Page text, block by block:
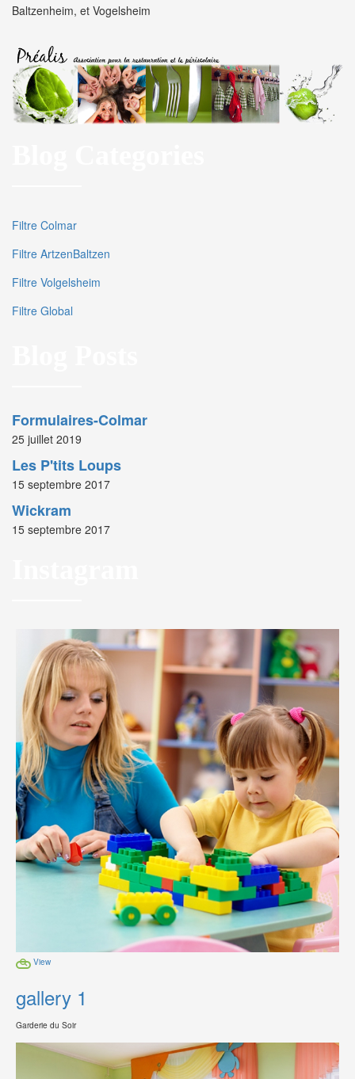
Baltzenheim, et Vogelsheim
Filtre Colmar
Filtre ArtzenBaltzen
Filtre Volgelsheim
Filtre Global
Formulaires-Colmar
25 juillet 2019
Les P'tits Loups
15 septembre 2017
Wickram
15 septembre 2017
View
gallery 1
Garderie du Soir